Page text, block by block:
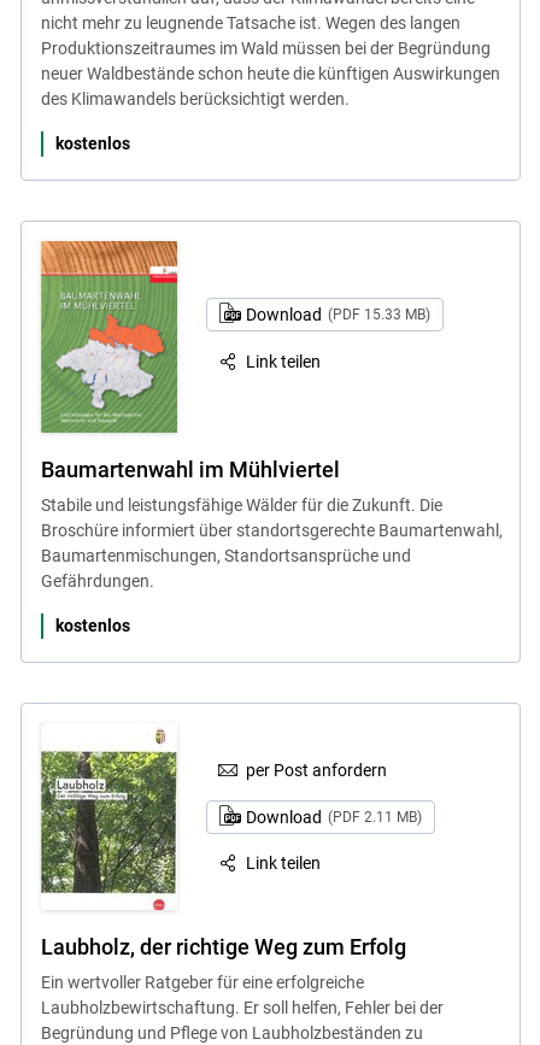
nicht mehr zu leugnende Tatsache ist. Wegen des langen
Produktionszeitraumes im Wald müssen bei der Begründung
neuer Waldbestände schon heute die künftigen Auswirkungen
des Klimawandels berücksichtigt werden.
kostenlos
Download (PDF 15.33 MB)
Link teilen
Baumartenwahl im Mühlviertel
Stabile und leistungsfähige Wälder für die Zukunft. Die
Broschüre informiert über standortsgerechte Baumartenwahl,
Baumartenmischungen, Standortsansprüche und
Gefährdungen.
kostenlos
per Post anfordern
Download (PDF 2.11 MB)
Link teilen
Laubholz, der richtige Weg zum Erfolg
Ein wertvoller Ratgeber für eine erfolgreiche
Laubholzbewirtschaftung. Er soll helfen, Fehler bei der
Begründung und Pflege von Laubholzbeständen zu